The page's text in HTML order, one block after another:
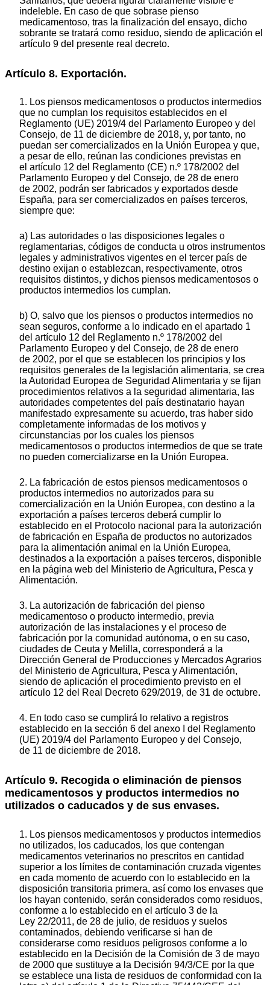
indeleble. En caso de que sobrase pienso
medicamentoso, tras la finalización del ensayo, dicho
sobrante se tratará como residuo, siendo de aplicación el
artículo 9 del presente real decreto.
Artículo 8. Exportación.
1. Los piensos medicamentosos o productos intermedios
que no cumplan los requisitos establecidos en el
Reglamento (UE) 2019/4 del Parlamento Europeo y del
Consejo, de 11 de diciembre de 2018, y, por tanto, no
puedan ser comercializados en la Unión Europea y que,
a pesar de ello, reúnan las condiciones previstas en
el artículo 12 del Reglamento (CE) n.º 178/2002 del
Parlamento Europeo y del Consejo, de 28 de enero
de 2002, podrán ser fabricados y exportados desde
España, para ser comercializados en países terceros,
siempre que:
a) Las autoridades o las disposiciones legales o
reglamentarias, códigos de conducta u otros instrumentos
legales y administrativos vigentes en el tercer país de
destino exijan o establezcan, respectivamente, otros
requisitos distintos, y dichos piensos medicamentosos o
productos intermedios los cumplan.
b) O, salvo que los piensos o productos intermedios no
sean seguros, conforme a lo indicado en el apartado 1
del artículo 12 del Reglamento n.º 178/2002 del
Parlamento Europeo y del Consejo, de 28 de enero
de 2002, por el que se establecen los principios y los
requisitos generales de la legislación alimentaria, se crea
la Autoridad Europea de Seguridad Alimentaria y se fijan
procedimientos relativos a la seguridad alimentaria, las
autoridades competentes del país destinatario hayan
manifestado expresamente su acuerdo, tras haber sido
completamente informadas de los motivos y
circunstancias por los cuales los piensos
medicamentosos o productos intermedios de que se trate
no pueden comercializarse en la Unión Europea.
2. La fabricación de estos piensos medicamentosos o
productos intermedios no autorizados para su
comercialización en la Unión Europea, con destino a la
exportación a países terceros deberá cumplir lo
establecido en el Protocolo nacional para la autorización
de fabricación en España de productos no autorizados
para la alimentación animal en la Unión Europea,
destinados a la exportación a países terceros, disponible
en la página web del Ministerio de Agricultura, Pesca y
Alimentación.
3. La autorización de fabricación del pienso
medicamentoso o producto intermedio, previa
autorización de las instalaciones y el proceso de
fabricación por la comunidad autónoma, o en su caso,
ciudades de Ceuta y Melilla, corresponderá a la
Dirección General de Producciones y Mercados Agrarios
del Ministerio de Agricultura, Pesca y Alimentación,
siendo de aplicación el procedimiento previsto en el
artículo 12 del Real Decreto 629/2019, de 31 de octubre.
4. En todo caso se cumplirá lo relativo a registros
establecido en la sección 6 del anexo I del Reglamento
(UE) 2019/4 del Parlamento Europeo y del Consejo,
de 11 de diciembre de 2018.
Artículo 9. Recogida o eliminación de piensos
medicamentosos y productos intermedios no
utilizados o caducados y de sus envases.
1. Los piensos medicamentosos y productos intermedios
no utilizados, los caducados, los que contengan
medicamentos veterinarios no prescritos en cantidad
superior a los límites de contaminación cruzada vigentes
en cada momento de acuerdo con lo establecido en la
disposición transitoria primera, así como los envases que
los hayan contenido, serán considerados como residuos,
conforme a lo establecido en el artículo 3 de la
Ley 22/2011, de 28 de julio, de residuos y suelos
contaminados, debiendo verificarse si han de
considerarse como residuos peligrosos conforme a lo
establecido en la Decisión de la Comisión de 3 de mayo
de 2000 que sustituye a la Decisión 94/3/CE por la que
se establece una lista de residuos de conformidad con la